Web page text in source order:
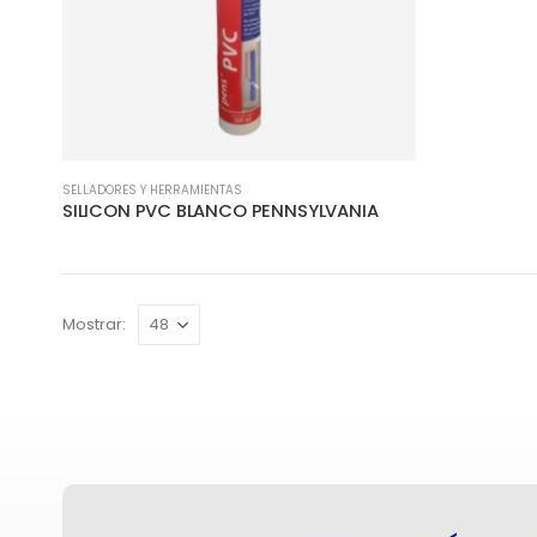
SELLADORES Y HERRAMIENTAS
SILICON PVC BLANCO PENNSYLVANIA
Mostrar: